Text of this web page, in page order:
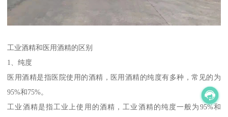
工业酒精和医用酒精的区别
1、纯度
医用酒精是指医院使用的酒精，医用酒精的纯度有多种，常见的为
95%和75%。
工业酒精是指工业上使用的酒精，工业酒精的纯度一般为95%和